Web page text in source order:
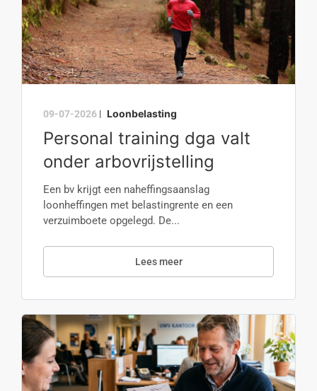
09-07-2026 | Loonbelasting
Personal training dga valt
onder arbovrijstelling
Een bv krijgt een naheffingsaanslag
loonheffingen met belastingrente en een
verzuimboete opgelegd. De...
Lees meer